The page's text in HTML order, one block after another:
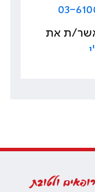
03-
ת את
ולטובת